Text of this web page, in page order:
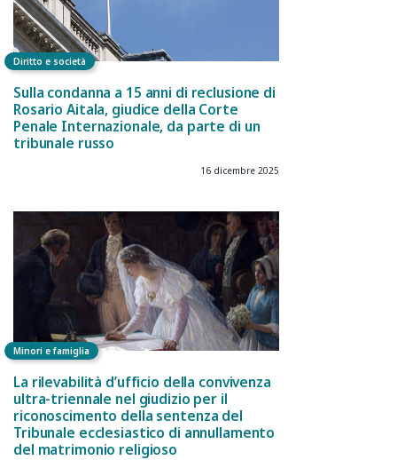
Diritto e società
Sulla condanna a 15 anni di reclusione di
Rosario Aitala, giudice della Corte
Penale Internazionale, da parte di un
tribunale russo
16 dicembre 2025
Minori e famiglia
La rilevabilità d’ufficio della convivenza
ultra-triennale nel giudizio per il
riconoscimento della sentenza del
Tribunale ecclesiastico di annullamento
del matrimonio religioso